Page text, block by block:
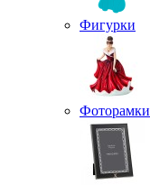
Фигурки
Фоторамки